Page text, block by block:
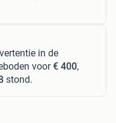
in de
voor€ 400,
stond.